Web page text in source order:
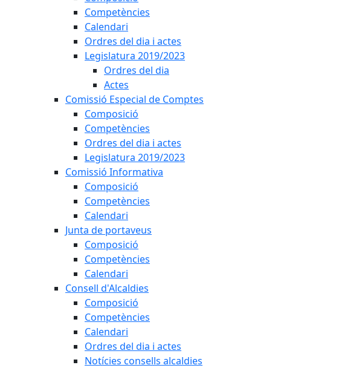
Competències
Calendari
Ordres del dia i actes
Legislatura 2019/2023
Ordres del dia
Actes
Comissió Especial de Comptes
Composició
Competències
Ordres del dia i actes
Legislatura 2019/2023
Comissió Informativa
Composició
Competències
Calendari
Junta de portaveus
Composició
Competències
Calendari
Consell d'Alcaldies
Composició
Competències
Calendari
Ordres del dia i actes
Notícies consells alcaldies